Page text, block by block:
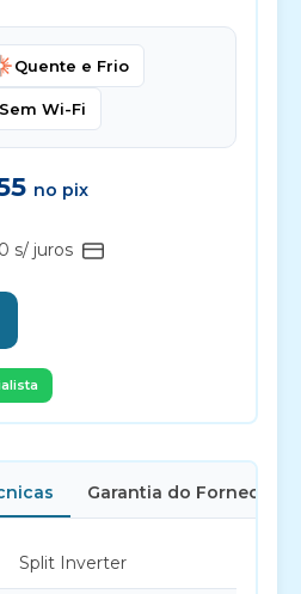
Quente e Frio
Sem Wi-Fi
no pix
s/ juros
Garantia do Fornecedor
Split Inverter